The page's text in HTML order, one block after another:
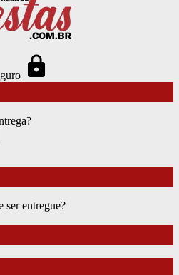
https
ser entregue?